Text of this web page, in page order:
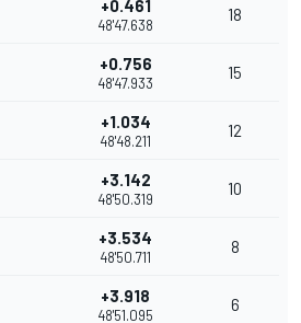
+0.461
48'47.638
18
+0.756
48'47.933
15
+1.034
48'48.211
12
+3.142
48'50.319
10
+3.534
48'50.711
8
+3.918
48'51.095
6